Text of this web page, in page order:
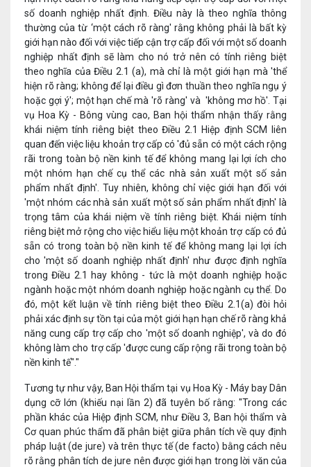
số doanh nghiệp nhất định. Điều này là theo nghĩa thông
thường của từ ‘một cách rõ ràng' rằng không phải là bất kỳ
giới hạn nào đối với việc tiếp cận trợ cấp đối với một số doanh
nghiệp nhất định sẽ làm cho nó trở nên có tính riêng biệt
theo nghĩa của Điều 2.1 (a), mà chỉ là một giới hạn mà 'thể
hiện rõ ràng; không để lại điều gì đơn thuần theo nghĩa ngụ ý
hoặc gợi ý'; một hạn chế mà 'rõ ràng' và 'không mơ hồ'. Tại
vụ Hoa Kỳ - Bông vùng cao, Ban hội thẩm nhận thấy rằng
khái niệm tính riêng biệt theo Điều 2.1 Hiệp định SCM liên
quan đến việc liệu khoản trợ cấp có 'đủ sẵn có một cách rộng
rãi trong toàn bộ nền kinh tế để không mang lại lợi ích cho
một nhóm hạn chế cụ thể các nhà sản xuất một số sản
phẩm nhất định'. Tuy nhiên, không chỉ việc giới hạn đối với
'một nhóm các nhà sản xuất một số sản phẩm nhất định' là
trọng tâm của khái niệm về tính riêng biệt. Khái niệm tính
riêng biệt mở rộng cho việc hiểu liệu một khoản trợ cấp có đủ
sẵn có trong toàn bộ nền kinh tế để không mang lại lợi ích
cho 'một số doanh nghiệp nhất định' như được định nghĩa
trong Điều 2.1 hay không - tức là một doanh nghiệp hoặc
ngành hoặc một nhóm doanh nghiệp hoặc ngành cụ thể. Do
đó, một kết luận về tính riêng biệt theo Điều 2.1(a) đòi hỏi
phải xác định sự tồn tại của một giới hạn hạn chế rõ ràng khả
năng cung cấp trợ cấp cho 'một số doanh nghiệp', và do đó
không làm cho trợ cấp 'được cung cấp rộng rãi trong toàn bộ
nền kinh tế"."
Tương tự như vậy, Ban Hội thẩm tại vụ Hoa Kỳ - Máy bay Dân
dụng cỡ lớn (khiếu nại lần 2) đã tuyên bố rằng: "Trong các
phần khác của Hiệp định SCM, như Điều 3, Ban hội thẩm và
Cơ quan phúc thẩm đã phân biệt giữa phân tích về quy định
pháp luật (de jure) và trên thực tế (de facto) bằng cách nêu
rõ rằng phân tích de jure nên được giới hạn trong lời văn của